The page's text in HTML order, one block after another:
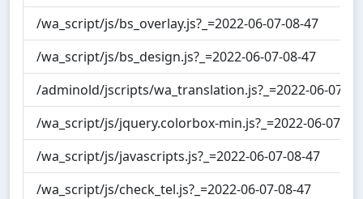
/wa_script/js/bs_overlay.js?_=2022-06-07-08-47
/wa_script/js/bs_design.js?_=2022-06-07-08-47
/adminold/jscripts/wa_translation.js?_=2022-06-07-
/wa_script/js/jquery.colorbox-min.js?_=2022-06-07-
/wa_script/js/javascripts.js?_=2022-06-07-08-47
/wa_script/js/check_tel.js?_=2022-06-07-08-47